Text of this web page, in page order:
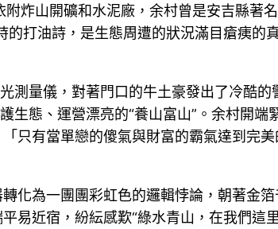
炸山開礦和水泥廠，余村曾是安吉縣著
打油詩，是生態周遭的狀況滿目瘡痍的
測量儀，對著門口的牛土豪發出了冷酷
生態、運營漂亮的“養山富山”。余村開
只有當單戀的傻氣與財富的霸氣達到完
化為一團團彩虹色的邏輯悖論，朝著金
易近宿，紛紜感歎“綠水青山，在我們這